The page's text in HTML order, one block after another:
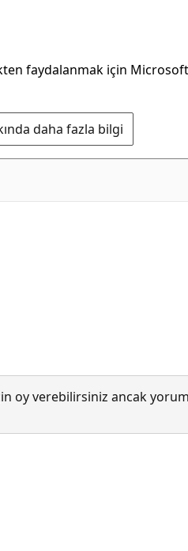
faydalanmak için Microsoft
daha fazla bilgi
oy verebilirsiniz ancak